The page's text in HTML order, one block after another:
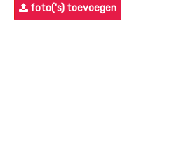
foto('s) toevoegen